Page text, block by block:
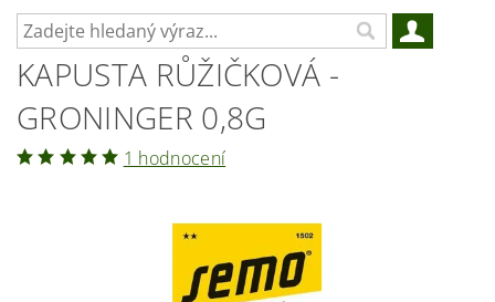
KAPUSTA RŮŽIČKOVÁ -
GRONINGER 0,8G
1 hodnocení